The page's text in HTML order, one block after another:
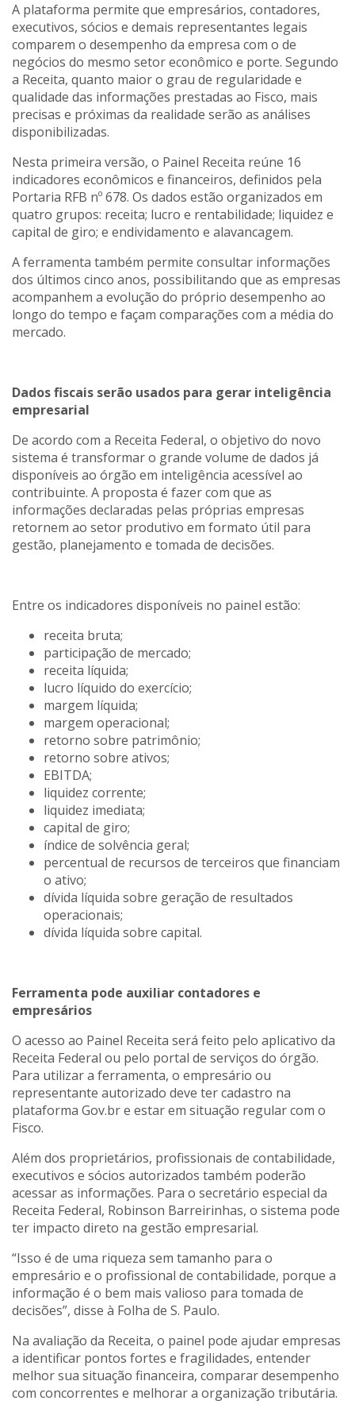
A plataforma permite que empresários, contadores,
executivos, sócios e demais representantes legais
comparem o desempenho da empresa com o de
negócios do mesmo setor econômico e porte. Segundo
a Receita, quanto maior o grau de regularidade e
qualidade das informações prestadas ao Fisco, mais
precisas e próximas da realidade serão as análises
disponibilizadas.
Nesta primeira versão, o Painel Receita reúne 16
indicadores econômicos e financeiros, definidos pela
Portaria RFB nº 678. Os dados estão organizados em
quatro grupos: receita; lucro e rentabilidade; liquidez e
capital de giro; e endividamento e alavancagem.
A ferramenta também permite consultar informações
dos últimos cinco anos, possibilitando que as empresas
acompanhem a evolução do próprio desempenho ao
longo do tempo e façam comparações com a média do
mercado.
Dados fiscais serão usados para gerar inteligência
empresarial
De acordo com a Receita Federal, o objetivo do novo
sistema é transformar o grande volume de dados já
disponíveis ao órgão em inteligência acessível ao
contribuinte. A proposta é fazer com que as
informações declaradas pelas próprias empresas
retornem ao setor produtivo em formato útil para
gestão, planejamento e tomada de decisões.
Entre os indicadores disponíveis no painel estão:
receita bruta;
participação de mercado;
receita líquida;
lucro líquido do exercício;
margem líquida;
margem operacional;
retorno sobre patrimônio;
retorno sobre ativos;
EBITDA;
liquidez corrente;
liquidez imediata;
capital de giro;
índice de solvência geral;
percentual de recursos de terceiros que financiam
o ativo;
dívida líquida sobre geração de resultados
operacionais;
dívida líquida sobre capital.
Ferramenta pode auxiliar contadores e
empresários
O acesso ao Painel Receita será feito pelo aplicativo da
Receita Federal ou pelo portal de serviços do órgão.
Para utilizar a ferramenta, o empresário ou
representante autorizado deve ter cadastro na
plataforma Gov.br e estar em situação regular com o
Fisco.
Além dos proprietários, profissionais de contabilidade,
executivos e sócios autorizados também poderão
acessar as informações. Para o secretário especial da
Receita Federal, Robinson Barreirinhas, o sistema pode
ter impacto direto na gestão empresarial.
“Isso é de uma riqueza sem tamanho para o
empresário e o profissional de contabilidade, porque a
informação é o bem mais valioso para tomada de
decisões”, disse à Folha de S. Paulo.
Na avaliação da Receita, o painel pode ajudar empresas
a identificar pontos fortes e fragilidades, entender
melhor sua situação financeira, comparar desempenho
com concorrentes e melhorar a organização tributária.